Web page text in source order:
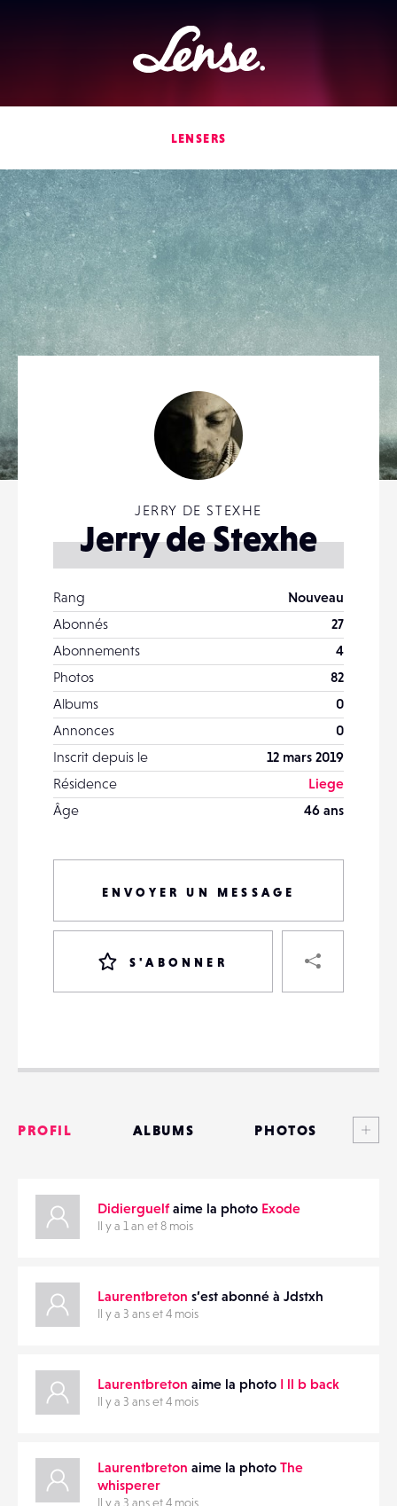
Lense
LENSERS
JERRY DE STEXHE
Jerry de Stexhe
Rang
Nouveau
Abonnés
27
Abonnements
4
Photos
82
Albums
0
Annonces
0
Inscrit depuis le
12 mars 2019
Résidence
Liege
Âge
46 ans
ENVOYER UN MESSAGE
S'ABONNER
DESTINATAIRE
VOTRE
VOTRE
PARTAGER
PROFIL ALBUMS PHOTOS
MATÉRIELS
ÉVÉNEMENTS
Didierguelfaime la photo Exode
Il y a 1 an et 8 mois
Laurentbreton s’est abonné à Jdstxh
Il y a 3 ans et 4 mois
Laurentbreton aime la photo I ll b back
Il y a 3 ans et 4 mois
Laurentbreton aime la photo The
whisperer
Il y a 3 ans et 4 mois